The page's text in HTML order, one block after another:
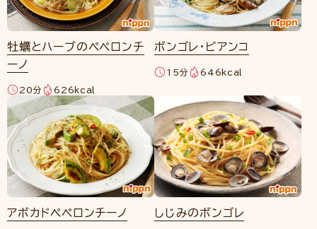
牡蠣とハーブのペペロンチ
ーノ
20分 626kcal
ボンゴレ・ビアンコ
15分 646kcal
アボカドペペロンチーノ しじみのボンゴレ